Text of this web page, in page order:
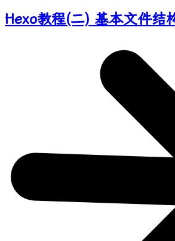
Hexo教程(二) 基本文件结